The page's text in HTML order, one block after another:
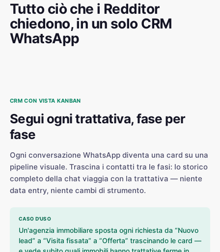
Tutto ciò che i Redditor
chiedono, in un solo CRM
WhatsApp
CRM CON VISTA KANBAN
Segui ogni trattativa, fase per
fase
Ogni conversazione WhatsApp diventa una card su una
pipeline visuale. Trascina i contatti tra le fasi: lo storico
completo della chat viaggia con la trattativa — niente
data entry, niente cambi di strumento.
CASO D'USO
Un'agenzia immobiliare sposta ogni richiesta da “Nuovo
lead” a “Visita fissata” a “Offerta” trascinando le card —